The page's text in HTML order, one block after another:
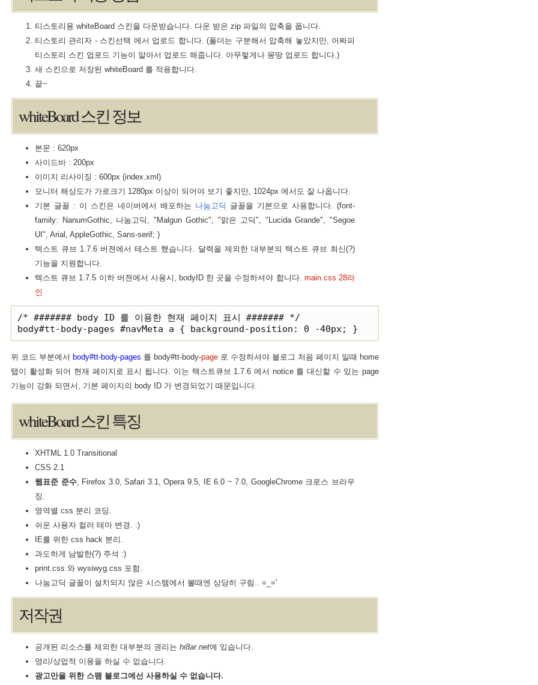
티스토리용 whiteBoard 스킨을 다운받습니다. 다운 받은 zip 파일의 압축을 풉니다.
티스토리 관리자 - 스킨선택 에서 업로드 합니다. (폴더는 구분해서 압축해 놓았지만, 어짜피
티스토리 스킨 업로드 기능이 알아서 업로드 해줍니다. 아무렇게나 몽땅 업로드 합니다.)
새 스킨으로 저장된 whiteBoard 를 적용합니다.
끝~
whiteBoard 스킨 정보
본문 : 620px
사이드바 : 200px
이미지 리사이징 : 600px (index.xml)
모니터 해상도가 가로크기 1280px 이상이 되어야 보기 좋지만, 1024px 에서도 잘 나옵니다.
기본 글꼴 : 이 스킨은 네이버에서 배포하는 나눔고딕 글꼴을 기본으로 사용합니다. (font-
family: NanumGothic, 나눔고딕, "Malgun Gothic", "맑은 고딕", "Lucida Grande", "Segoe
UI", Arial, AppleGothic, Sans-serif; )
텍스트 큐브 1.7.6 버젼에서 테스트 했습니다. 달력을 제외한 대부분의 텍스트 큐브 최신(?)
기능을 지원합니다.
텍스트 큐브 1.7.5 이하 버젼에서 사용시, bodyID 한 곳을 수정하셔야 합니다. main.css 28라
인
/* ####### body ID 를 이용한 현재 페이지 표시 ####### */
위 코드 부분에서 body#tt-body-pages 를 body#tt-body-page 로 수정하셔야 블로그 처음 페이지 일때 home
탭이 활성화 되어 현재 페이지로 표시 됩니다. 이는 텍스트큐브 1.7.6 에서 notice 를 대신할 수 있는 page
기능이 강화 되면서, 기본 페이지의 body ID 가 변경되었기 때문입니다.
whiteBoard 스킨 특징
XHTML 1.0 Transitional
CSS 2.1
웹표준 준수, Firefox 3.0, Safari 3.1, Opera 9.5, IE 6.0 ~ 7.0, GoogleChrome 크로스 브라우
징.
영역별 css 분리 코딩.
쉬운 사용자 컬러 테마 변경. :)
IE를 위한 css hack 분리.
과도하게 남발한(?) 주석 :)
print.css 와 wysiwyg.css 포함.
나눔고딕 글꼴이 설치되지 않은 시스템에서 볼때엔 상당히 구림.. =_='
저작권
공개된 리소스를 제외한 대부분의 권리는 hi8ar.net에 있습니다.
영리/상업적 이용을 하실 수 없습니다.
광고만을 위한 스팸 블로그에선 사용하실 수 없습니다.